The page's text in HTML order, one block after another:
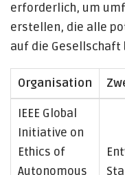
erforderlich, um
erstellen, die alle
auf die Gesellschaft
Organisation
IEEE Global
Initiative on
Ethics of
Autonomous